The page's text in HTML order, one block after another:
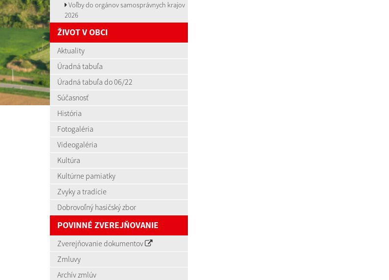
Voľby do orgánov samosprávnych krajov
2026
ŽIVOT V OBCI
Aktuality
Úradná tabuľa
Úradná tabuľa do 06/22
Súčasnosť
História
Fotogaléria
Videogaléria
Kultúra
Kultúrne pamiatky
Zvyky a tradície
Dobrovoľný hasičský zbor
POVINNÉ ZVEREJŇOVANIE
Zverejňovanie dokumentov
Zmluvy
Archív zmlúv